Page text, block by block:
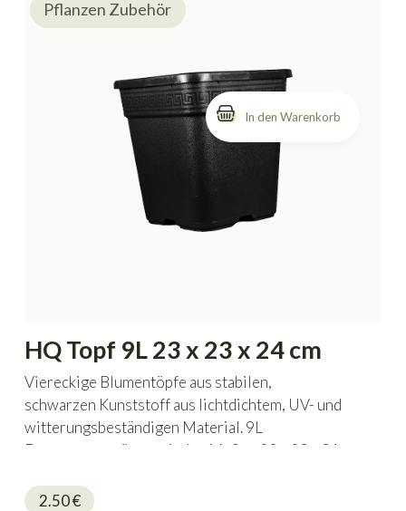
HQ Topf 9L 23 x 23 x 24 cm
Viereckige Blumentöpfe aus stabilen,
schwarzen Kunststoff aus lichtdichtem, UV- und
witterungsbeständigen Material. 9L
Fassungsvermögen mit den Maßen 23 x 23 x 24
2.50€
Pflanzen Zubehör